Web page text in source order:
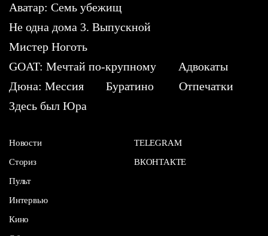
Аватар: Семь убежищ
Не одна дома 3. Выпускной
Мистер Ноготь
GOAT: Мечтай по-крупному
Адвокаты
Дюна: Мессия
Буратино
Отпечатки
Здесь был Юра
Новости
Сториз
Пульт
Интервью
Кино
TELEGRAM
ВКОНТАКТЕ